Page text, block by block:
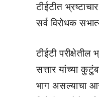
टीईटीत
सर्व विरोधक
टीईटी
सत्तार यांच्या
भाग असल्याचा